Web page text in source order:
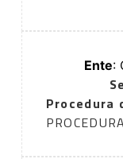
Ente:
Procedura